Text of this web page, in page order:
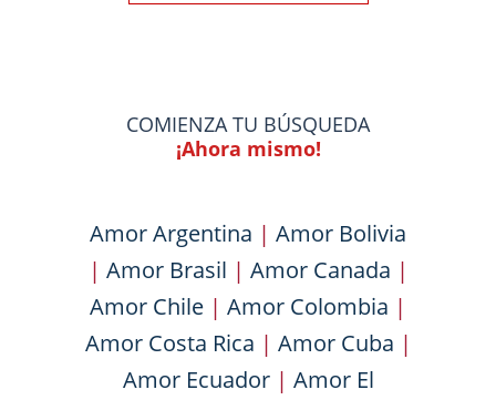
COMIENZA TU BÚSQUEDA
¡Ahora mismo!
Amor Argentina | Amor Bolivia
| Amor Brasil | Amor Canada |
Amor Chile | Amor Colombia |
Amor Costa Rica | Amor Cuba |
Amor Ecuador| Amor El